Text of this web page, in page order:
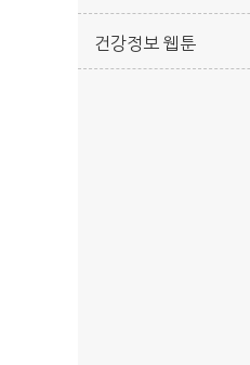
건강정보 웹툰